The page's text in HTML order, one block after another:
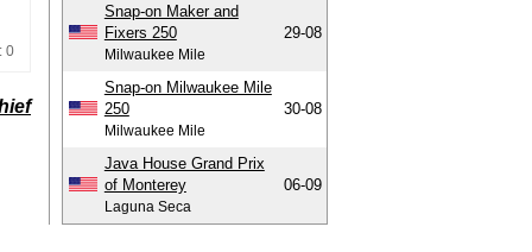
0
Snap-on Maker and
Fixers 250
Milwaukee Mile
29-08
Snap-on Milwaukee Mile
250
Milwaukee Mile
30-08
Java House Grand Prix
of Monterey
Laguna Seca
06-09